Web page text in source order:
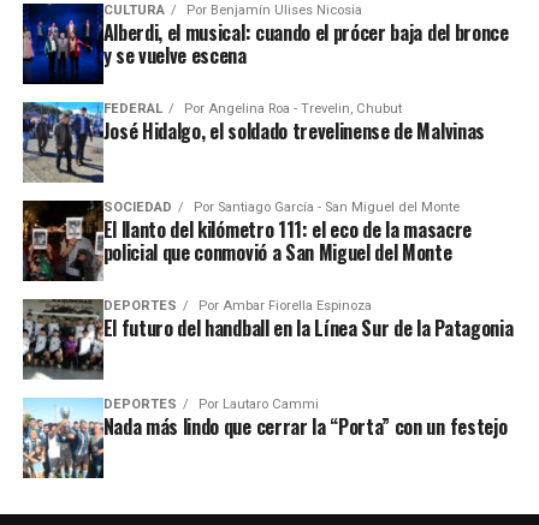
CULTURA Por Benjamín Ulises Nicosia
Alberdi, el musical: cuando el prócer baja del bronce
y se vuelve escena
FEDERAL Por Angelina Roa - Trevelin, Chubut
José Hidalgo, el soldado trevelinense de Malvinas
SOCIEDAD Por Santiago García - San Miguel del Monte
El llanto del kilómetro 111: el eco de la masacre
policial que conmovió a San Miguel del Monte
DEPORTES Por Ambar Fiorella Espinoza
El futuro del handball en la Línea Sur de la Patagonia
DEPORTES Por Lautaro Cammi
Nada más lindo que cerrar la “Porta” con un festejo